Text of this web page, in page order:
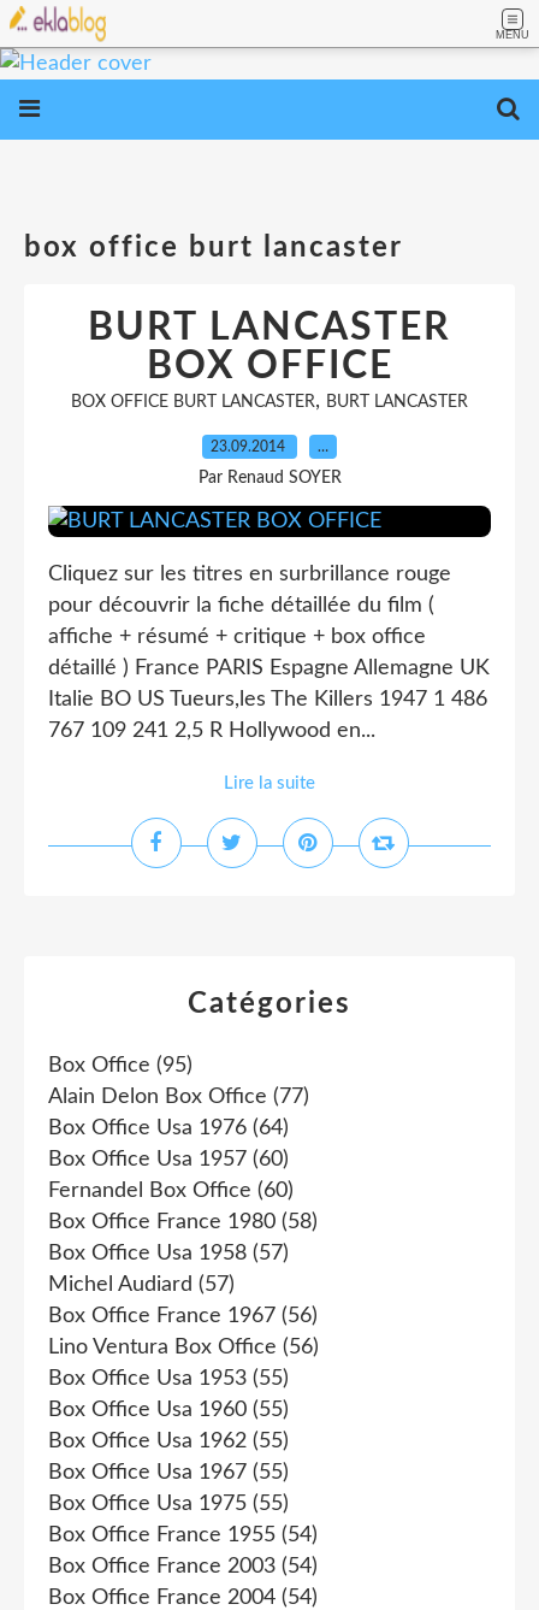
MENU
box office burt lancaster
BURT LANCASTER
BOX OFFICE
BOX OFFICE BURT LANCASTER, BURT LANCASTER
23.09.2014 …
Par Renaud SOYER
Cliquez sur les titres en surbrillance rouge
pour découvrir la fiche détaillée du film (
affiche + résumé + critique + box office
détaillé ) France PARIS Espagne Allemagne UK
Italie BO US Tueurs,les The Killers 1947 1 486
767 109 241 2,5 R Hollywood en...
Lire la suite
Catégories
Box Office (95)
Alain Delon Box Office (77)
Box Office Usa 1976 (64)
Box Office Usa 1957 (60)
Fernandel Box Office (60)
Box Office France 1980 (58)
Box Office Usa 1958 (57)
Michel Audiard (57)
Box Office France 1967 (56)
Lino Ventura Box Office (56)
Box Office Usa 1953 (55)
Box Office Usa 1960 (55)
Box Office Usa 1962 (55)
Box Office Usa 1967 (55)
Box Office Usa 1975 (55)
Box Office France 1955 (54)
Box Office France 2003 (54)
Box Office France 2004 (54)